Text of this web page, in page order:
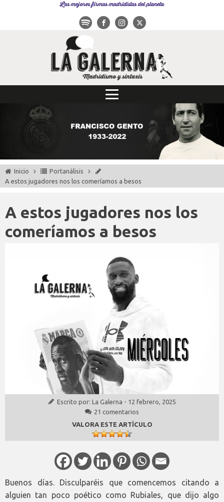
Las mejores firmas madridistas del planeta
Inicio
Portanálisis
A estos jugadores nos los comeríamos a besos
A estos jugadores nos los
comeríamos a besos
Escrito por: La Galerna - 12 febrero, 2025
21 comentarios
VALORA ESTE ARTÍCULO
Buenos días. Disculparéis que comencemos citando a
alguien tan poco poético como Rubiales, que dijo algo